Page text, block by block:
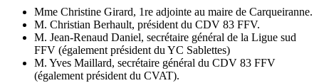
Mme Christine Girard, 1re adjointe au maire de Carqueiranne.
M. Christian Berhault, président du CDV 83 FFV.
M. Jean-Renaud Daniel, secrétaire général de la Ligue sud
FFV (également président du YC Sablettes)
M. Yves Maillard, secrétaire général du CDV 83 FFV
(également président du CVAT).